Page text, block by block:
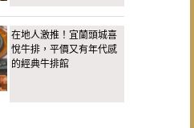
在地人激推！宜蘭頭城喜
悅牛排，平價又有年代感
的經典牛排館